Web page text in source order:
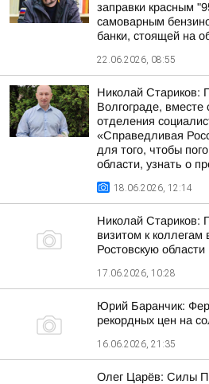
заправки красным
самоварным
банки, стоящей на
22.06.2026, 08:55
Николай Стариков:
Волгограде, вместе
отделения
«Справедливая
для того, чтобы
области, узнать о
18.06.2026, 12:14
Николай Стариков:
визитом к коллегам
Ростовскую области
17.06.2026, 10:28
Юрий Баранчик:
рекордных цен на
16.06.2026, 21:35
Олег Царёв: Силы